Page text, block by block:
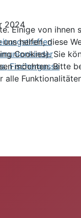
2024
Fischergasse
Einige von ihnen
helfen, diese
Cookies). Sie
möchten. Bitte
alle